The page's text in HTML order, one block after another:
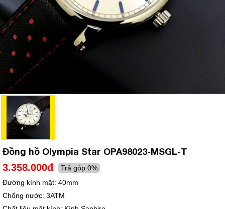
Đồng hồ Olympia Star OPA98023-MSGL-T
3.358.000đ
Trả góp 0%
Đường kính mặt: 40mm
Chống nước: 3ATM